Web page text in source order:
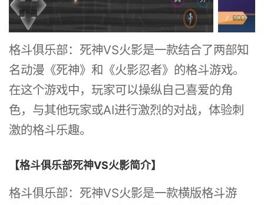
格斗俱乐部：死神VS火影是一款结合了两部知
名动漫《死神》和《火影忍者》的格斗游戏。
在这个游戏中，玩家可以操纵自己喜爱的角
色，与其他玩家或AI进行激烈的对战，体验刺
激的格斗乐趣。
【格斗俱乐部死神VS火影简介】
格斗俱乐部：死神VS火影是一款横版格斗游